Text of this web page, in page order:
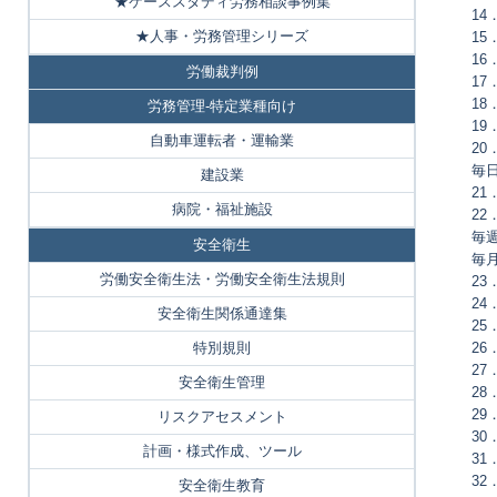
14
15
16
17
18
19
20
毎
21
22
毎
毎
23
24
25
26
27
28
29
30
31
32
★人事・労務管理シリーズ
労働裁判例
労務管理-特定業種向け
自動車運転者・運輸業
建設業
病院・福祉施設
安全衛生
労働安全衛生法・労働安全衛生法規則
安全衛生関係通達集
特別規則
安全衛生管理
リスクアセスメント
計画・様式作成、ツール
安全衛生教育